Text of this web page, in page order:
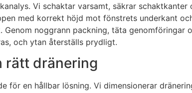
Vi schaktar varsamt, säkrar
med korrekt höjd mot fönstrets underkant
Genom noggrann packning, täta
och ytan återställs prydligt.
rätt dränering
för en hållbar lösning. Vi dimensionerar